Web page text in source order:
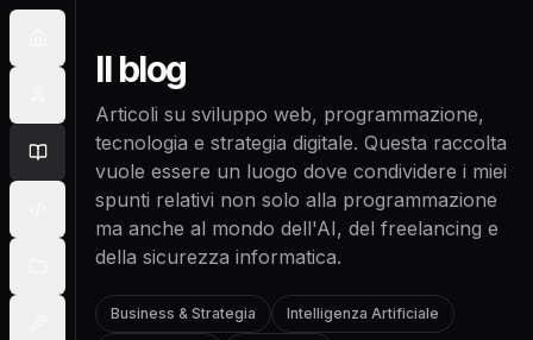
Il blog
Articoli su sviluppo web, programmazione,
tecnologia e strategia digitale. Questa raccolta
vuole essere un luogo dove condividere i miei
spunti relativi non solo alla programmazione
ma anche al mondo dell'AI, del freelancing e
della sicurezza informatica.
Business & Strategia Intelligenza Artificiale